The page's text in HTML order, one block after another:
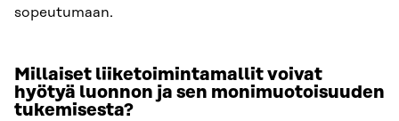
sopeutumaan.
Millaiset liiketoimintamallit voivat
hyötyä luonnon ja sen monimuotoisuuden
tukemisesta?